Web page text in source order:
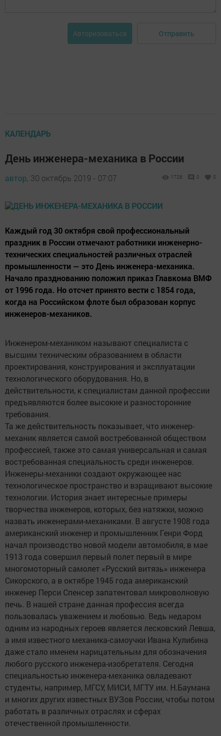
Авторизоваться Отправить
КАЛЕНДАРЬ
День инженера-механика в России
автор, 30 октябрь 2019 - 07:07 1728 0 0
Каждый год 30 октября свой профессиональный
праздник в России отмечают работники инженерно-
технических специальностей различных отраслей
промышленности — это День инженера-механика.
Начало празднованию положил приказ Главкома ВМФ
от 1996 года. Но отсчет принято вести с 1854 года,
когда на Российском флоте был образован корпус
инженеров-механиков.
Инженером-механиком называют специалиста с
высшим техническим образованием в области
проектирования, конструирования и эксплуатации
технологического оборудования. Но, в
действительности, к специалистам данной профессии
предъявляются более высокие и разносторонние
требования.
Та же действительность показывает, что инженер-
механик является самой востребованной обществом
профессией, также это самая универсальная и самая
востребованная специальность среди инженеров.
Инженеры-механики создают окружающее нас
технологическое пространство и взращивают высокие
технологии. История знает интересные примеры
творчества инженеров, которых, без натяжки, можно
назвать инженерами-механиками. В августе 1908 года
американский инженер и промышленник Генри Форд
начал производство новой модели автомобиля, в мае
1913 года совершил первый полет первый в мире
многомоторный самолет «Русский витязь» инженера
Сикорского, а в октябре 1945 года американский
инженер Перси Спенсер запатентовал микроволновую
печь. В нашей стране данная профессия всегда
пользовалась уважением и любовью. Ведь недаром
одним из народных героев является лесковский Левша,
а имя известного механика-самоучки Ивана Кулибина
даже стало именем нарицательным для обозначения
любого русского инженера-изобретателя. Сегодня
специальностью инженера-механика овладевают
студенты, например, МГСУ, МИСИ, МГТУ им. Н.Баумана
и многих других известных ВУЗов России, чтобы потом
работать в различных отраслях и сферах
отечественной промышленности.